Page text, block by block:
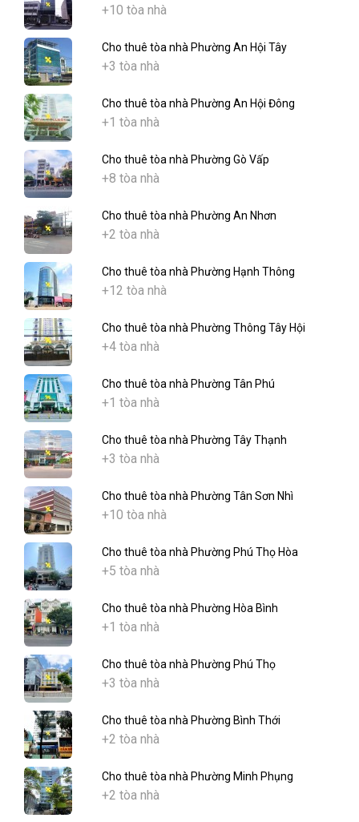
+10 tòa nhà
Cho thuê tòa nhà Phường An Hội Tây
+3 tòa nhà
Cho thuê tòa nhà Phường An Hội Đông
+1 tòa nhà
Cho thuê tòa nhà Phường Gò Vấp
+8 tòa nhà
Cho thuê tòa nhà Phường An Nhơn
+2 tòa nhà
Cho thuê tòa nhà Phường Hạnh Thông
+12 tòa nhà
Cho thuê tòa nhà Phường Thông Tây Hội
+4 tòa nhà
Cho thuê tòa nhà Phường Tân Phú
+1 tòa nhà
Cho thuê tòa nhà Phường Tây Thạnh
+3 tòa nhà
Cho thuê tòa nhà Phường Tân Sơn Nhì
+10 tòa nhà
Cho thuê tòa nhà Phường Phú Thọ Hòa
+5 tòa nhà
Cho thuê tòa nhà Phường Hòa Bình
+1 tòa nhà
Cho thuê tòa nhà Phường Phú Thọ
+3 tòa nhà
Cho thuê tòa nhà Phường Bình Thới
+2 tòa nhà
Cho thuê tòa nhà Phường Minh Phụng
+2 tòa nhà